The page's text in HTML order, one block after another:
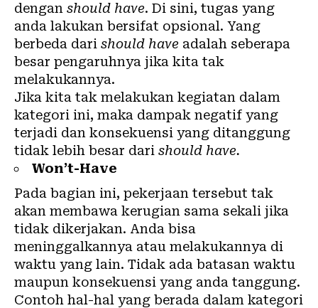
dengan should have. Di sini, tugas yang
anda lakukan bersifat opsional. Yang
berbeda dari should have adalah seberapa
besar pengaruhnya jika kita tak
melakukannya.
Jika kita tak melakukan kegiatan dalam
kategori ini, maka dampak negatif yang
terjadi dan konsekuensi yang ditanggung
tidak lebih besar dari should have.
Won’t-Have
Pada bagian ini, pekerjaan tersebut tak
akan membawa kerugian sama sekali jika
tidak dikerjakan. Anda bisa
meninggalkannya atau melakukannya di
waktu yang lain. Tidak ada batasan waktu
maupun konsekuensi yang anda tanggung.
Contoh hal-hal yang berada dalam kategori